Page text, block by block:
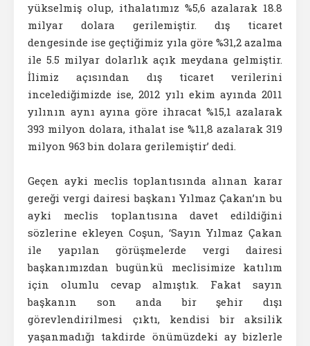
yükselmiş olup, ithalatımız %5,6 azalarak 18.8
milyar dolara gerilemiştir. dış ticaret
dengesinde ise geçtiğimiz yıla göre %31,2 azalma
ile 5.5 milyar dolarlık açık meydana gelmiştir.
İlimiz açısından dış ticaret verilerini
incelediğimizde ise, 2012 yılı ekim ayında 2011
yılının aynı ayına göre ihracat %15,1 azalarak
393 milyon dolara, ithalat ise %11,8 azalarak 319
milyon 963 bin dolara gerilemiştir’ dedi.
Geçen ayki meclis toplantısında alınan karar
gereği vergi dairesi başkanı Yılmaz Çakan’ın bu
ayki meclis toplantısına davet edildiğini
sözlerine ekleyen Coşun, ‘Sayın Yılmaz Çakan
ile yapılan görüşmelerde vergi dairesi
başkanımızdan bugünkü meclisimize katılım
için olumlu cevap almıştık. Fakat sayın
başkanın son anda bir şehir dışı
görevlendirilmesi çıktı, kendisi bir aksilik
yaşanmadığı takdirde önümüzdeki ay bizlerle